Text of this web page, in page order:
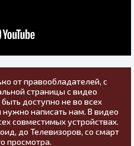
от правообладателей, с
страницы с видео
доступно не во всех
нужно написать нам. В видео
совместимых устройствах.
до Телевизоров, со смарт
просмотра.